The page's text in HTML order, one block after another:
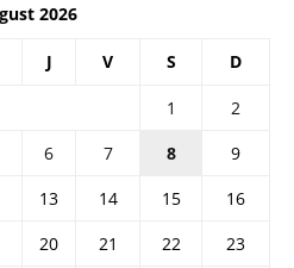
2026
J V S D
1
2
6 7 8
9
13 14 15
16
20 21 22 23